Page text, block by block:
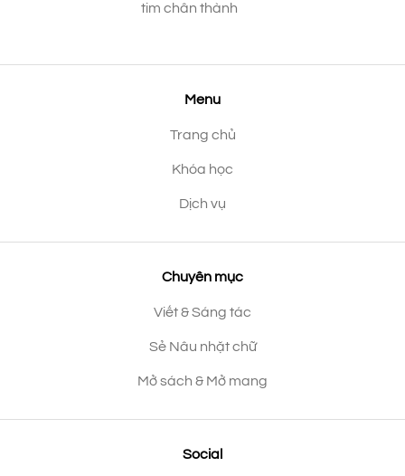
tim chân thành
Menu
Trang chủ
Khóa học
Dịch vụ
Chuyên mục
Viết & Sáng tác
Sẻ Nâu nhặt chữ
Mở sách & Mở mang
Social